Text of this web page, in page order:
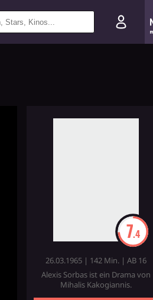
7.4
26.03.1965 | 142 Min. | AB 16
Alexis Sorbas ist ein Drama von
Mihalis Kakogiannis.